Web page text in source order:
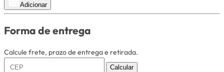
Adicionar
Forma de entrega
Calcule frete, prazo de entrega e retirada.
Calcular